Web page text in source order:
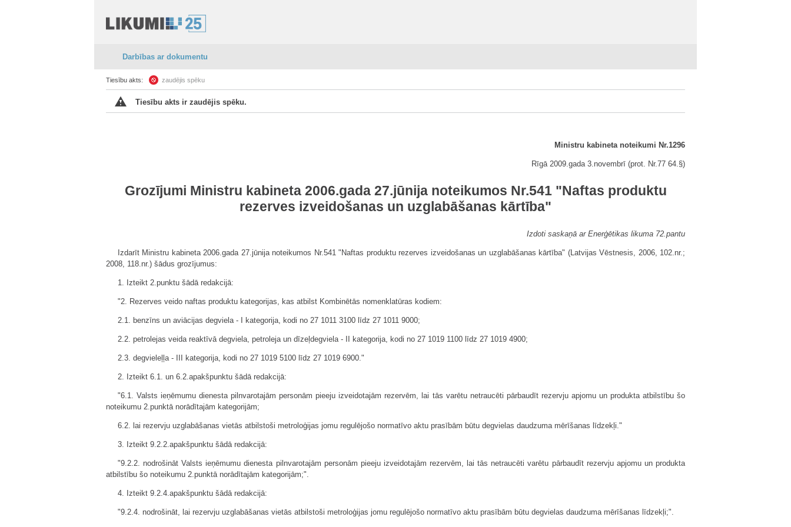
Darbības ar dokumentu
Tiesību akts: zaudējis spēku
Tiesību akts ir zaudējis spēku.
Ministru kabineta noteikumi Nr.1296
Rīgā 2009.gada 3.novembrī (prot. Nr.77 64.§)
Grozījumi Ministru kabineta 2006.gada 27.jūnija noteikumos Nr.541 "Naftas produktu
rezerves izveidošanas un uzglabāšanas kārtība"
Izdoti saskaņā ar Enerģētikas likuma 72.pantu
Izdarīt Ministru kabineta 2006.gada 27.jūnija noteikumos Nr.541 "Naftas produktu rezerves izveidošanas un uzglabāšanas kārtība" (Latvijas Vēstnesis, 2006, 102.nr.;
2008, 118.nr.) šādus grozījumus:
1. Izteikt 2.punktu šādā redakcijā:
"2. Rezerves veido naftas produktu kategorijas, kas atbilst Kombinētās nomenklatūras kodiem:
2.1. benzīns un aviācijas degviela - I kategorija, kodi no 27 1011 3100 līdz 27 1011 9000;
2.2. petrolejas veida reaktīvā degviela, petroleja un dīzeļdegviela - II kategorija, kodi no 27 1019 1100 līdz 27 1019 4900;
2.3. degvieleļļa - III kategorija, kodi no 27 1019 5100 līdz 27 1019 6900."
2. Izteikt 6.1. un 6.2.apakšpunktu šādā redakcijā:
"6.1. Valsts ieņēmumu dienesta pilnvarotajām personām pieeju izveidotajām rezervēm, lai tās varētu netraucēti pārbaudīt rezervju apjomu un produkta atbilstību šo
noteikumu 2.punktā norādītajām kategorijām;
6.2. lai rezervju uzglabāšanas vietās atbilstoši metroloģijas jomu regulējošo normatīvo aktu prasībām būtu degvielas daudzuma mērīšanas līdzekļi."
3. Izteikt 9.2.2.apakšpunktu šādā redakcijā:
"9.2.2. nodrošināt Valsts ieņēmumu dienesta pilnvarotajām personām pieeju izveidotajām rezervēm, lai tās netraucēti varētu pārbaudīt rezervju apjomu un produkta
atbilstību šo noteikumu 2.punktā norādītajām kategorijām;".
4. Izteikt 9.2.4.apakšpunktu šādā redakcijā:
"9.2.4. nodrošināt, lai rezervju uzglabāšanas vietās atbilstoši metroloģijas jomu regulējošo normatīvo aktu prasībām būtu degvielas daudzuma mērīšanas līdzekļi;".